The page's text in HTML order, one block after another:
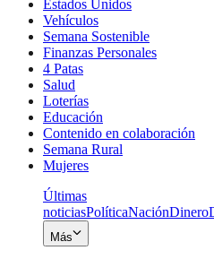
Estados Unidos
Vehículos
Semana Sostenible
Finanzas Personales
4 Patas
Salud
Loterías
Educación
Contenido en colaboración
Semana Rural
Mujeres
Últimas
noticiasPolíticaNaciónDinero
Más